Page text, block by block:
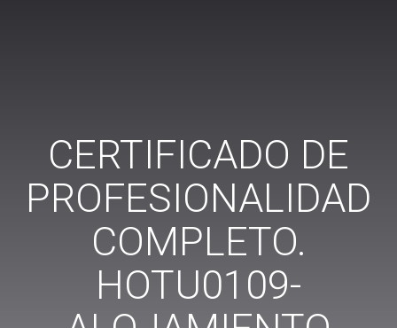
CERTIFICADO DE
PROFESIONALIDAD
COMPLETO.
HOTU0109-